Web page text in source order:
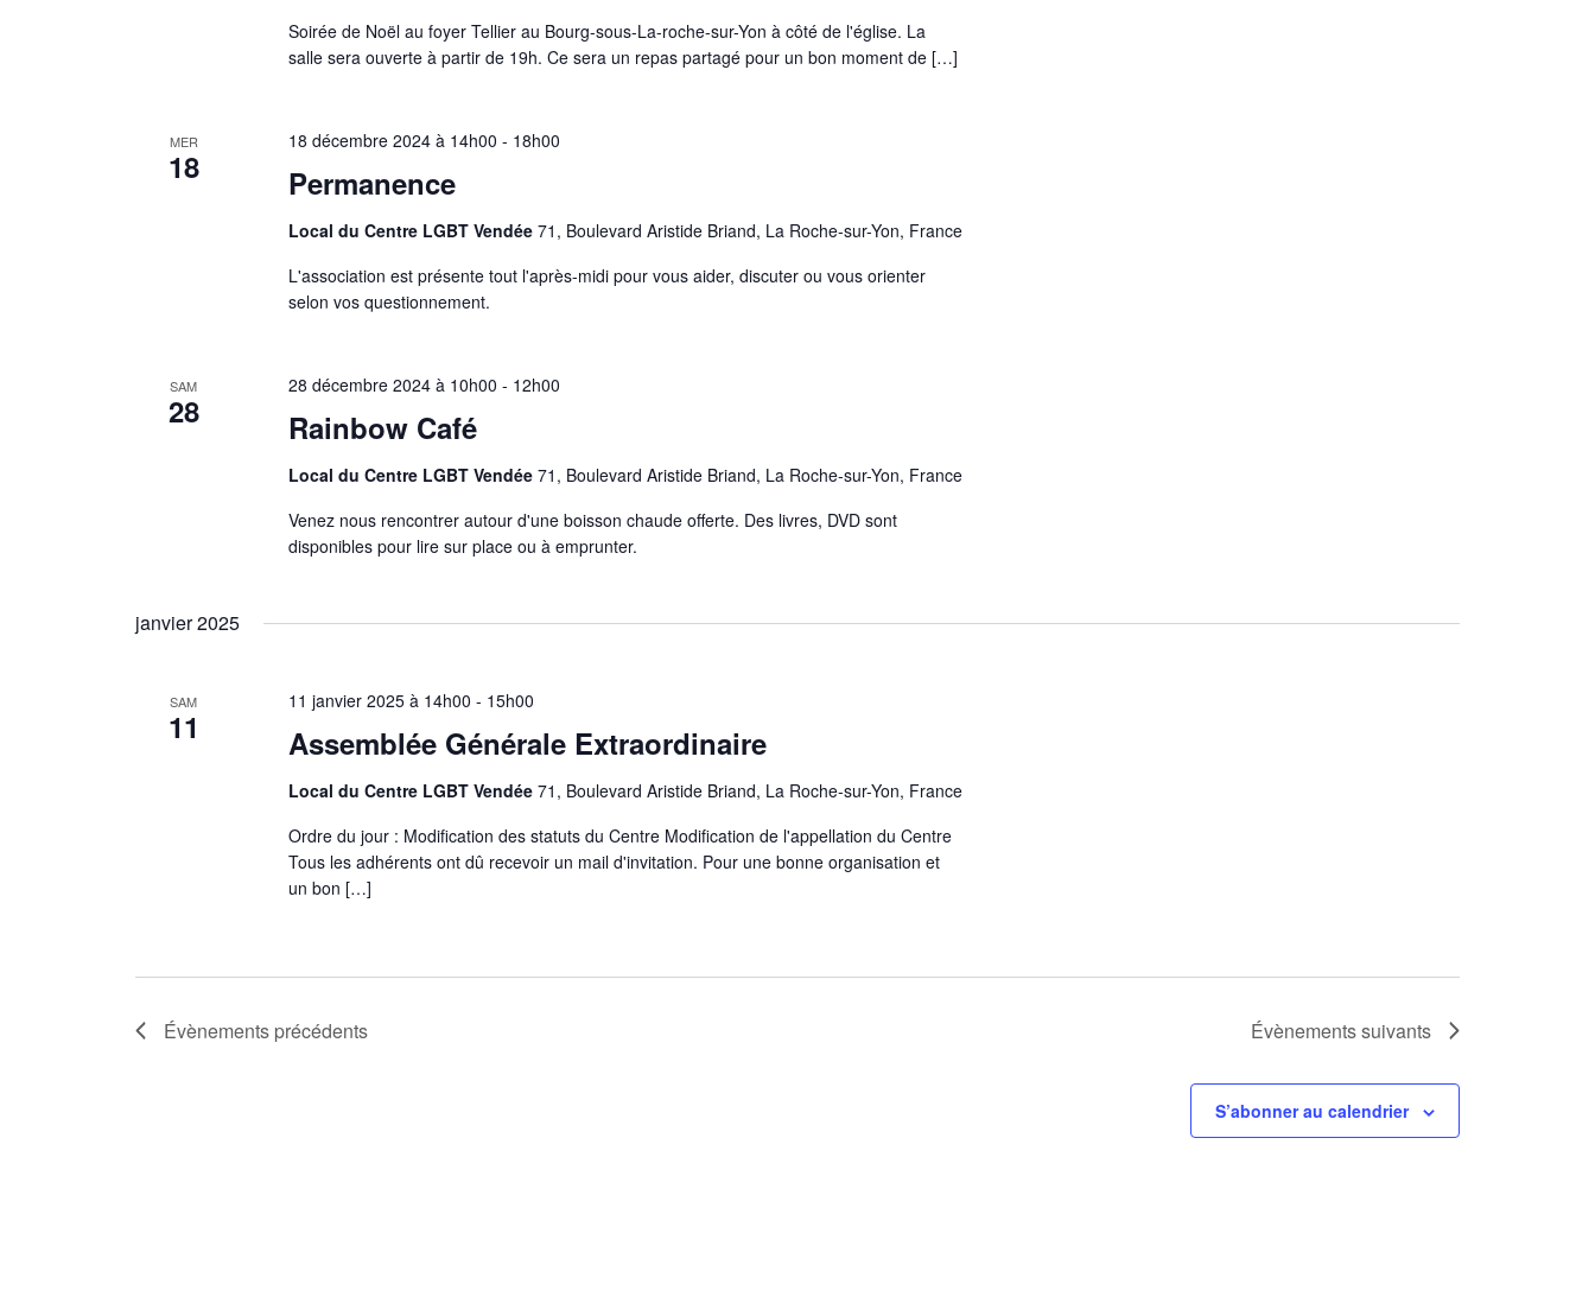
Soirée de Noël au foyer Tellier au Bourg-sous-La-roche-sur-Yon à côté de l'église. La
salle sera ouverte à partir de 19h. Ce sera un repas partagé pour un bon moment de […]
MER
18 Permanence
18 décembre 2024 à 14h00 - 18h00
Local du Centre LGBT Vendée71, Boulevard Aristide Briand, La Roche-sur-Yon, France
L'association est présente tout l'après-midi pour vous aider, discuter ou vous orienter
selon vos questionnement.
SAM
28 Rainbow Café
28 décembre 2024 à 10h00 - 12h00
Local du Centre LGBT Vendée71, Boulevard Aristide Briand, La Roche-sur-Yon, France
Venez nous rencontrer autour d'une boisson chaude offerte. Des livres, DVD sont
disponibles pour lire sur place ou à emprunter.
janvier 2025
SAM
11 Assemblée Générale Extraordinaire
11 janvier 2025 à 14h00 - 15h00
Local du Centre LGBT Vendée71, Boulevard Aristide Briand, La Roche-sur-Yon, France
Ordre du jour : Modification des statuts du Centre Modification de l'appellation du Centre
Tous les adhérents ont dû recevoir un mail d'invitation. Pour une bonne organisation et
un bon […]
Évènements précédents Évènementssuivants
S’abonner au calendrier